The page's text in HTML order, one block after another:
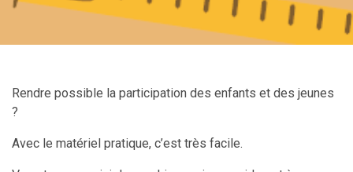
Rendre possible la participation des enfants et des jeunes
?
Avec le matériel pratique, c’est très facile.